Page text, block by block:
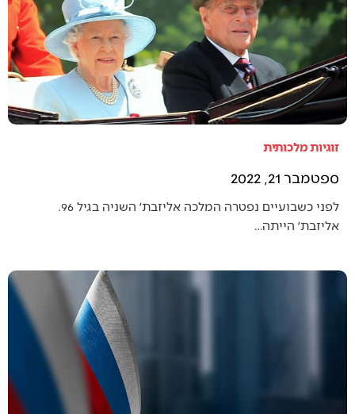
זוגיות מלכותית
ספטמבר 21, 2022
לפני כשבועיים נפטרה המלכה אליזבת׳ השניה בגיל 96.
אליזבת׳ הייתה…